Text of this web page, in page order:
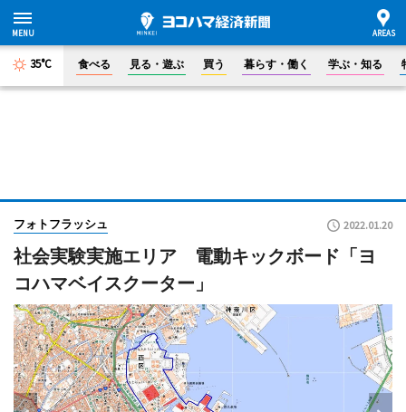
35°C 食べる 見る・遊ぶ 買う 暮らす・働く 学ぶ・知る
フォトフラッシュ 2022.01.20
社会実験実施エリア 電動キックボード「ヨ
コハマベイスクーター」